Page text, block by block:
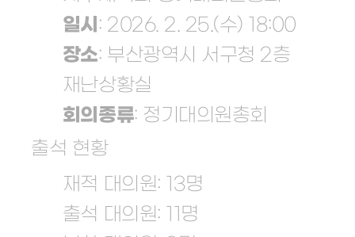
일시 : 2026. 2. 25.(수) 18:00
장소: 부산광역시 서구청 2층
재난상황실
회의종류: 정기대의원총회
출석 현황
재적 대의원: 13명
출석 대의원: 11명